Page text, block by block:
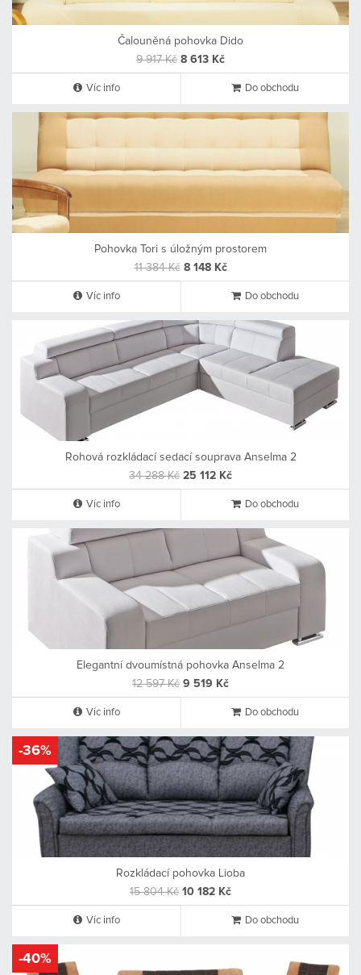
Čalouněná pohovka Dido
9 917 Kč 8 613 Kč
Víc info Do obchodu
Pohovka Tori s úložným prostorem
11 384 Kč 8 148 Kč
Víc info Do obchodu
Rohová rozkládací sedací souprava Anselma 2
34 288 Kč 25 112 Kč
Víc info Do obchodu
Elegantní dvoumístná pohovka Anselma 2
12 597 Kč 9 519 Kč
Víc info Do obchodu
-36%
Rozkládací pohovka Lioba
15 804 Kč 10 182 Kč
Víc info Do obchodu
-40%